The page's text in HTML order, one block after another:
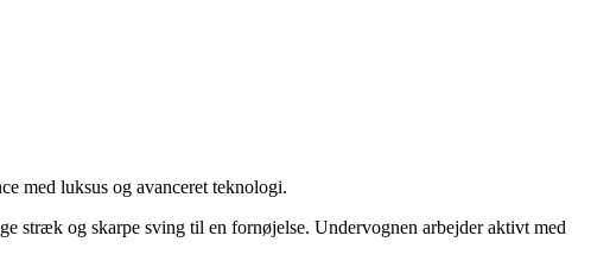
med luksus og avanceret teknologi.
stræk og skarpe sving til en fornøjelse. Undervognen arbejder aktivt med